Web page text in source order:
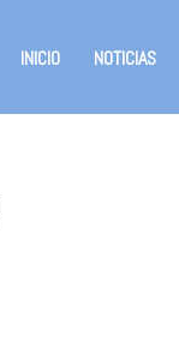
INICIO NOTICIAS